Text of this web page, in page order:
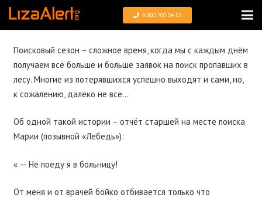
8 800 700 54 52
Поисковый сезон – сложное время, когда мы с каждым днём
получаем всё больше и больше заявок на поиск пропавших в
лесу. Многие из потерявшихся успешно выходят и сами, но,
к сожалению, далеко не все…
Об одной такой истории – отчёт старшей на месте поиска
Марии (позывной «Лебедь»):
« — Не поеду я в больницу!
От меня и от врачей бойко отбивается только что